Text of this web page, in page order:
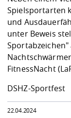
Career Service
Angebote für
Kontakt und
Spielsportarten
und
unter Beweis
FitnessNacht
DSHZ-Sportfest
22.04.2024